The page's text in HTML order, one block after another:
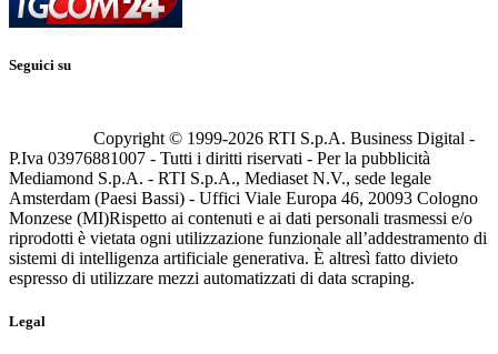
Seguici su
Copyright © 1999-2026 RTI S.p.A. Business Digital -
P.Iva 03976881007 - Tutti i diritti riservati - Per la pubblicità
Mediamond S.p.A. - RTI S.p.A., Mediaset N.V., sede legale
Amsterdam (Paesi Bassi) - Uffici Viale Europa 46, 20093 Cologno
Monzese (MI)Rispetto ai contenuti e ai dati personali trasmessi e/o
riprodotti è vietata ogni utilizzazione funzionale all’addestramento di
sistemi di intelligenza artificiale generativa. È altresì fatto divieto
espresso di utilizzare mezzi automatizzati di data scraping.
Legal